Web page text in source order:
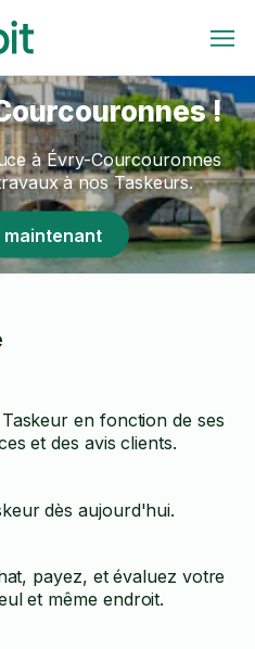
!
à Évry-Courcouronnes
à nos Taskeurs.
maintenant
en fonction de ses
et des avis clients.
dès aujourd'hui.
payez, et évaluez votre
et même endroit.